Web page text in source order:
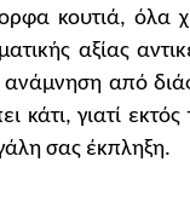
κουτιά, όλα
αξίας
από
κάτι, γιατί
σας έκπληξη.